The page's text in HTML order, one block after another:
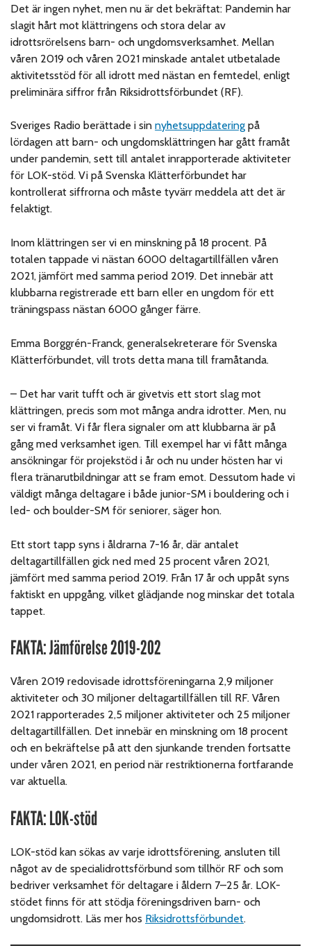
Det är ingen nyhet, men nu är det bekräftat: Pandemin har
slagit hårt mot klättringens och stora delar av
idrottsrörelsens barn- och ungdomsverksamhet. Mellan
våren 2019 och våren 2021 minskade antalet utbetalade
aktivitetsstöd för all idrott med nästan en femtedel, enligt
preliminära siffror från Riksidrottsförbundet (RF).
Sveriges Radio berättade i sinnyhetsuppdatering på
lördagen att barn- och ungdomsklättringen har gått framåt
under pandemin, sett till antalet inrapporterade aktiviteter
för LOK-stöd. Vi på Svenska Klätterförbundet har
kontrollerat siffrorna och måste tyvärr meddela att det är
felaktigt.
Inom klättringen ser vi en minskning på 18 procent. På
totalen tappade vi nästan 6000 deltagartillfällen våren
2021, jämfört med samma period 2019. Det innebär att
klubbarna registrerade ett barn eller en ungdom för ett
träningspass nästan 6000 gånger färre.
Emma Borggrén-Franck, generalsekreterare för Svenska
Klätterförbundet, vill trots detta mana till framåtanda.
– Det har varit tufft och är givetvis ett stort slag mot
klättringen, precis som mot många andra idrotter. Men, nu
ser vi framåt. Vi får flera signaler om att klubbarna är på
gång med verksamhet igen. Till exempel har vi fått många
ansökningar för projekstöd i år och nu under hösten har vi
flera tränarutbildningar att se fram emot. Dessutom hade vi
väldigt många deltagare i både junior-SM i bouldering och i
led- och boulder-SM för seniorer, säger hon.
Ett stort tapp syns i åldrarna 7-16 år, där antalet
deltagartillfällen gick ned med 25 procent våren 2021,
jämfört med samma period 2019. Från 17 år och uppåt syns
faktiskt en uppgång, vilket glädjande nog minskar det totala
tappet.
FAKTA: Jämförelse 2019-202
Våren 2019 redovisade idrottsföreningarna 2,9 miljoner
aktiviteter och 30 miljoner deltagartillfällen till RF. Våren
2021 rapporterades 2,5 miljoner aktiviteter och 25 miljoner
deltagartillfällen. Det innebär en minskning om 18 procent
och en bekräftelse på att den sjunkande trenden fortsatte
under våren 2021, en period när restriktionerna fortfarande
var aktuella.
FAKTA: LOK-stöd
LOK-stöd kan sökas av varje idrottsförening, ansluten till
något av de specialidrottsförbund som tillhör RF och som
bedriver verksamhet för deltagare i åldern 7–25 år. LOK-
stödet finns för att stödja föreningsdriven barn- och
ungdomsidrott. Läs mer hos Riksidrottsförbundet.